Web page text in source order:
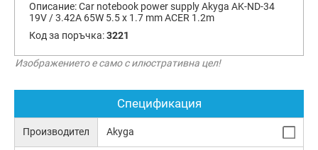
Описание:Car notebook power supply Akyga AK-ND-34
19V / 3.42A 65W 5.5 x 1.7 mm ACER 1.2m
Код за поръчка:3221
Изображението е само с илюстративна цел!
Спецификация
Производител Akyga